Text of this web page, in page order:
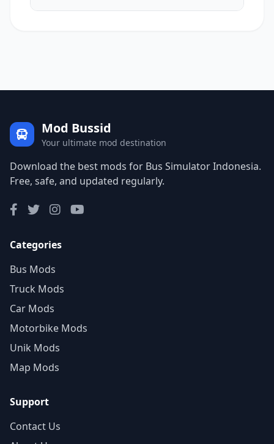
Mod Bussid
Your ultimate mod destination
Download the best mods for Bus Simulator Indonesia.
Free, safe, and updated regularly.
Categories
Bus Mods
Truck Mods
Car Mods
Motorbike Mods
Unik Mods
Map Mods
Support
Contact Us